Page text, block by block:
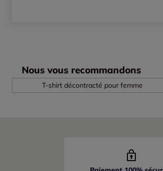
Nous vous recommandons
T-shirt décontracté pour femme